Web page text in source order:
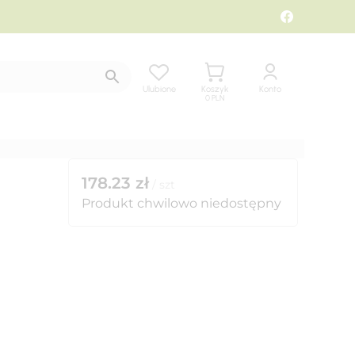
Ulubione
Koszyk
0 PLN
Konto
178.23 zł
Produkt chwilowo niedostępny